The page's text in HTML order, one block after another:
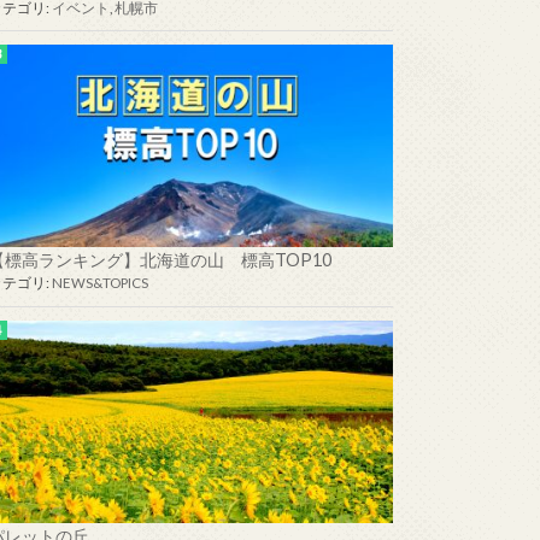
の巧みな操舵でクジラと並走
ゴリ: イベント 札幌市
標高ランキング】北海道の山 標高TOP10
ゴリ: NEWS&TOPICS
レットの丘